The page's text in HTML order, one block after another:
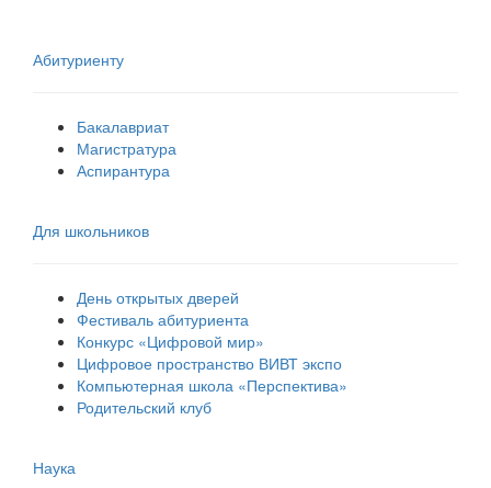
Абитуриенту
Бакалавриат
Магистратура
Аспирантура
Для школьников
День открытых дверей
Фестиваль абитуриента
Конкурс «Цифровой мир»
Цифровое пространство ВИВТ экспо
Компьютерная школа «Перспектива»
Родительский клуб
Наука